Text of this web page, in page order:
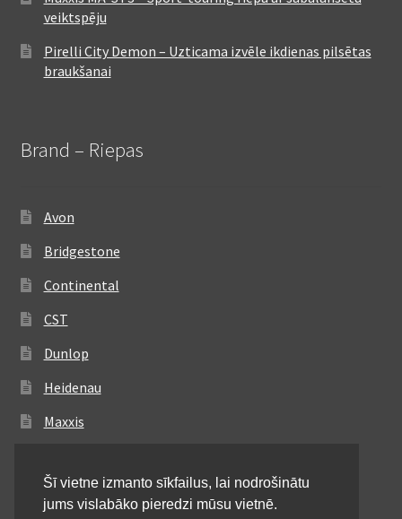
veiktspēju
Pirelli City Demon – Uzticama izvēle ikdienas pilsētas
braukšanai
Brand – Riepas
Avon
Bridgestone
Continental
CST
Dunlop
Heidenau
Maxxis
Michelin
Šī vietne izmanto sīkfailus, lai nodrošinātu
jums vislabāko pieredzi mūsu vietnē.